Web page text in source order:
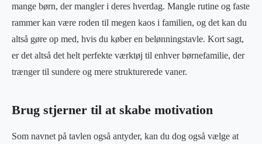
mange børn, der mangler i deres hverdag. Mangle rutine og faste
rammer kan være roden til megen kaos i familien, og det kan du
altså gøre op med, hvis du køber en belønningstavle. Kort sagt,
er det altså det helt perfekte værktøj til enhver børnefamilie, der
trænger til sundere og mere strukturerede vaner.
Brug stjerner til at skabe motivation
Som navnet på tavlen også antyder, kan du dog også vælge at